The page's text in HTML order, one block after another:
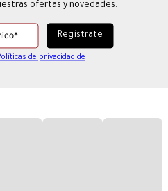
ofertas y novedades.
de privacidad de